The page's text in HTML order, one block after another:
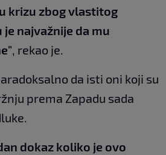
krizu zbog vlastitog
je najvažnije da mu
, rekao je.
da isti oni koji su
prema Zapadu sada
dokaz koliko je ovo